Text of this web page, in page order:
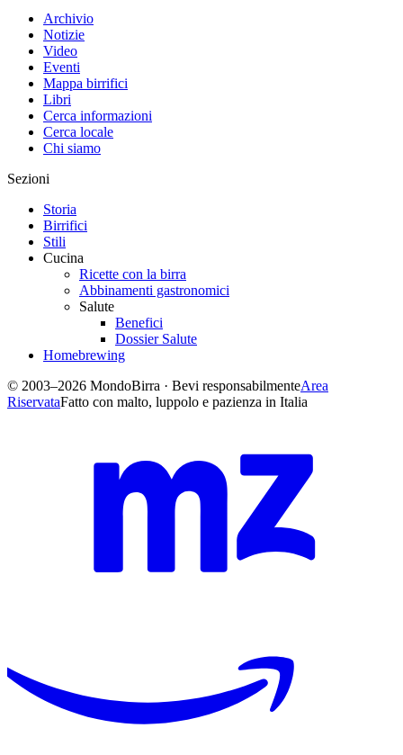
Archivio
Notizie
Video
Eventi
Mappa birrifici
Libri
Cerca informazioni
Cerca locale
Chi siamo
Sezioni
Storia
Birrifici
Stili
Cucina
Ricette con la birra
Abbinamenti gastronomici
Salute
Benefici
Dossier Salute
Homebrewing
© 2003–2026 MondoBirra · Bevi responsabilmenteArea
RiservataFatto con malto, luppolo e pazienza in Italia